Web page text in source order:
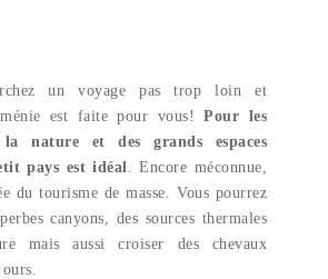
un voyage pas trop loin et
est faite pour vous!Pour les
nature et des grands espaces
pays est idéal. Encore méconnue,
du tourisme de masse. Vous pourrez
canyons, des sources thermales
mais aussi croiser des chevaux
ours.